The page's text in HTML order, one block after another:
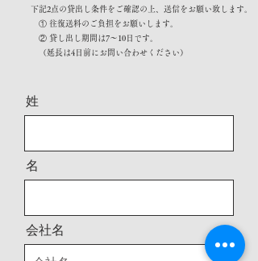
下記2点の貸出し条件をご確認の上、送信をお願い致します。
① 往復送料のご負担をお願いします。
② 貸し出し期間は7～10日です。
（延長は4日前にお問い合わせください）
姓
名
会社名